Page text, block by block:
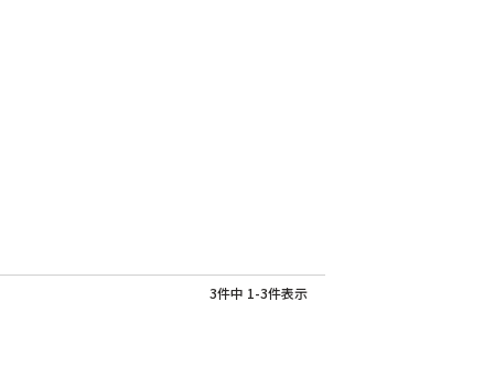
3件中 1-3件表示